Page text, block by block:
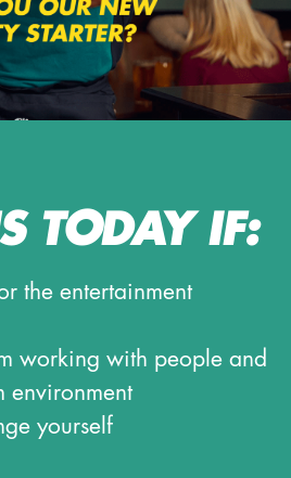
TODAY IF:
the entertainment
working with people and
environment
yourself